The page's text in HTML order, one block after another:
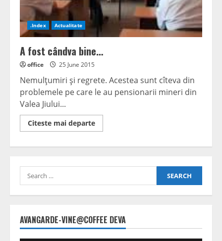
.Index Actualitate
A fost cândva bine…
office 25 June 2015
Nemulţumiri şi regrete. Acestea sunt cîteva din
problemele pe care le au pensionarii mineri din
Valea Jiului...
Citeste mai departeRead
more
bine…
Search
for:
AVANGARDE-VINE@COFFEE DEVA